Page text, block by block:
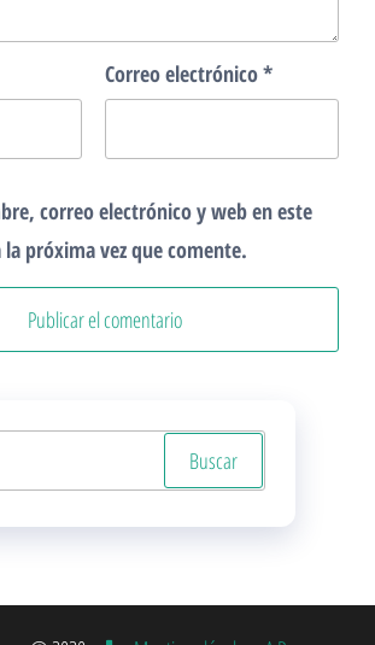
Correo electrónico*
correo electrónico y web en este
próxima vez que comente.